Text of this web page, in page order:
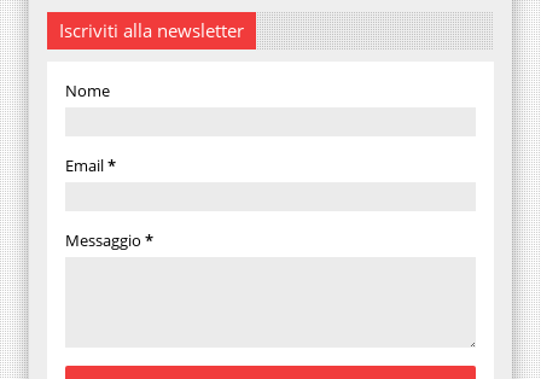
Iscriviti alla newsletter
Nome
Email*
Messaggio *